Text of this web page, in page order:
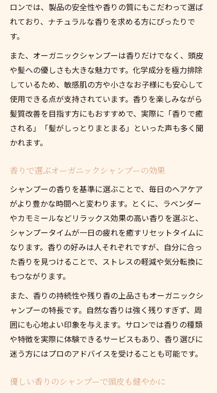
ロンでは、製品の安全性や香りの質にもこだわって選ば
れており、ナチュラルな香りを求める方にぴったりで
す。
また、オーガニックシャンプーは香りだけでなく、頭皮
や髪への優しさも大きな魅力です。化学成分を極力排除
しているため、敏感肌の方や小さなお子様にも安心して
使用できる点が支持されています。香りを楽しみながら
髪質改善を目指す方にもおすすめで、実際に「香りで癒
される」「髪がしっとりまとまる」といった声も多く聞
かれます。
香りで選ぶオーガニックシャンプーの効果
シャンプーの香りを基準に選ぶことで、毎日のヘアケア
がより豊かな時間へと変わります。とくに、ラベンダー
やカモミールなどリラックス効果の高い香りを選ぶと、
シャンプータイムが一日の疲れを癒すリセットタイムに
なります。香りの好みは人それぞれですが、自分に合っ
た香りを見つけることで、ストレスの軽減や気分転換に
もつながります。
また、香りの持続性や残り香の上品さもオーガニックシ
ャンプーの特長です。自然な香りは強く残りすぎず、周
囲にも心地よい印象を与えます。サロンでは香りの種類
や特徴を実際に体験できるサービスもあり、香り選びに
迷う方にはプロのアドバイスを受けることも可能です。
優しい香りのシャンプーで頭皮も健やかに